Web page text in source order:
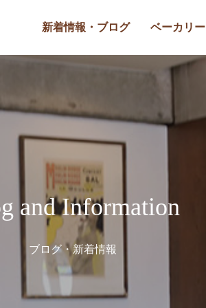
新着情報・ブログ ベーカリー
and Information
ブログ・新着情報